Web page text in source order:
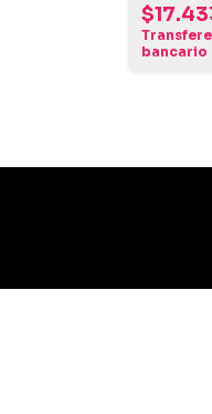
bancario